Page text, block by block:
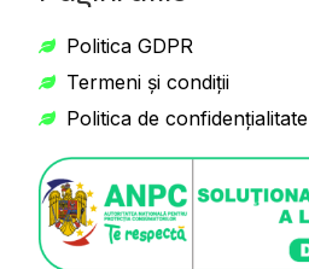
Politica GDPR
Termeni și condiții
Politica de confidențialitate